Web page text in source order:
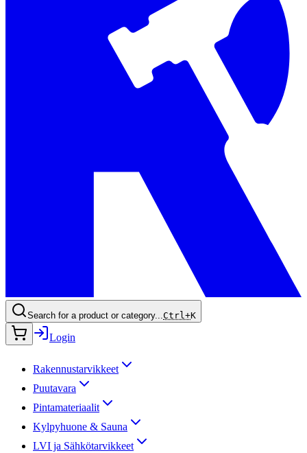
Search for a product or category...Ctrl+K
Login
Rakennustarvikkeet
Puutavara
Pintamateriaalit
Kylpyhuone & Sauna
LVI ja Sähkötarvikkeet